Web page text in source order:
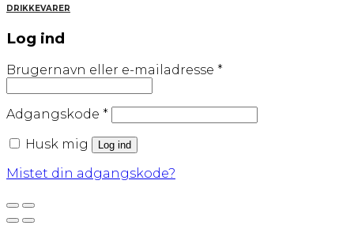
DRIKKEVARER
Log ind
Brugernavn eller e-mailadresse *
Adgangskode *
Husk mig Log ind
Mistet din adgangskode?